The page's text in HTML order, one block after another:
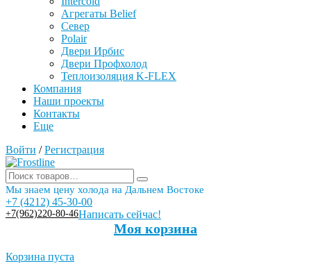
Агрегаты Belief
Север
Polair
Двери Ирбис
Двери Профхолод
Теплоизоляция K-FLEX
Компания
Наши проекты
Контакты
Еще
Войти / Регистрация
Мы знаем цену холода на Дальнем Востоке
+7 (4212) 45-30-00
+7(962)220-80-46Написать сейчас!
Моя корзина
Корзина пуста